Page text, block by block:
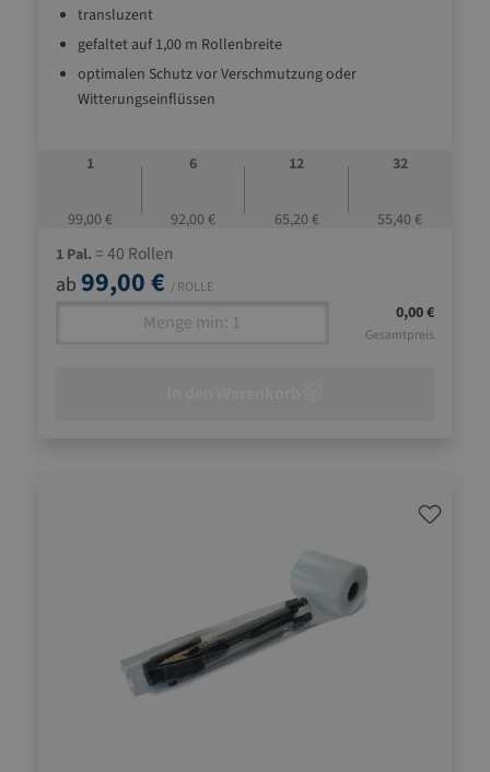
transluzent
gefaltet auf 1,00 m Rollenbreite
optimalen Schutz vor Verschmutzung oder
Witterungseinflüssen
1
99,00 €
6
92,00 €
12
65,20 €
32
55,40 €
1 Pal. = 40 Rollen
ab 99,00 € / ROLLE
0,00 €
Gesamtpreis